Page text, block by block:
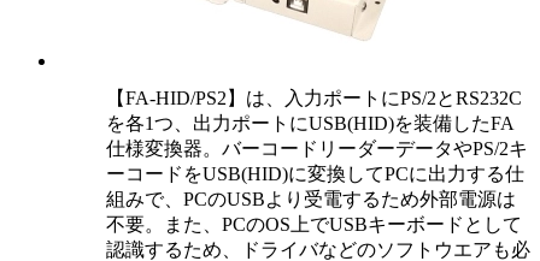
【FA-HID/PS2】は、入力ポートにPS/2とRS232C
を各1つ、出力ポートにUSB(HID)を装備したFA
仕様変換器。バーコードリーダーデータやPS/2キ
ーコードをUSB(HID)に変換してPCに出力する仕
組みで、PCのUSBより受電するため外部電源は
不要。また、PCのOS上でUSBキーボードとして
認識するため、ドライバなどのソフトウエアも必